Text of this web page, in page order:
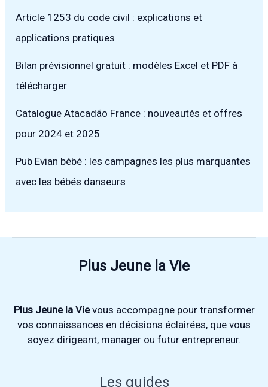
Article 1253 du code civil : explications et
applications pratiques
Bilan prévisionnel gratuit : modèles Excel et PDF à
télécharger
Catalogue Atacadão France : nouveautés et offres
pour 2024 et 2025
Pub Evian bébé : les campagnes les plus marquantes
avec les bébés danseurs
Plus Jeune la Vie
Plus Jeune la Vievous accompagne pour transformer
vos connaissances en décisions éclairées, que vous
soyez dirigeant, manager ou futur entrepreneur.
Les guides